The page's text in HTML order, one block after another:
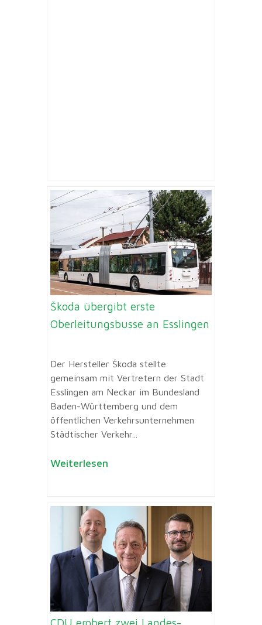
Škoda übergibt erste
Oberleitungsbusse an Esslingen
Der Hersteller Škoda stellte
gemeinsam mit Vertretern der Stadt
Esslingen am Neckar im Bundesland
Baden-Württemberg und dem
öffentlichen Verkehrsunternehmen
Städtischer Verkehr...
Weiterlesen